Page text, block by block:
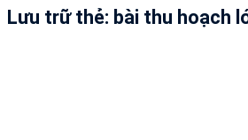
Lưu trữ thẻ: bài thu hoạch